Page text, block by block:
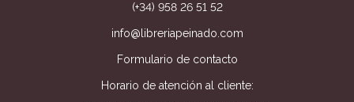
(+34) 958 26 51 52
info@libreriapeinado.com
Formulario de contacto
Horario de atención al cliente: